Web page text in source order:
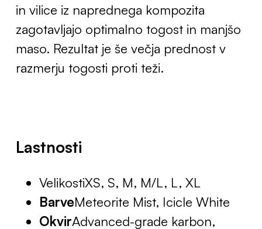
in vilice iz naprednega kompozita
zagotavljajo optimalno togost in manjšo
maso. Rezultat je še večja prednost v
razmerju togosti proti teži.
Lastnosti
VelikostiXS, S, M, M/L, L, XL
BarveMeteorite Mist, Icicle White
OkvirAdvanced-grade karbon,